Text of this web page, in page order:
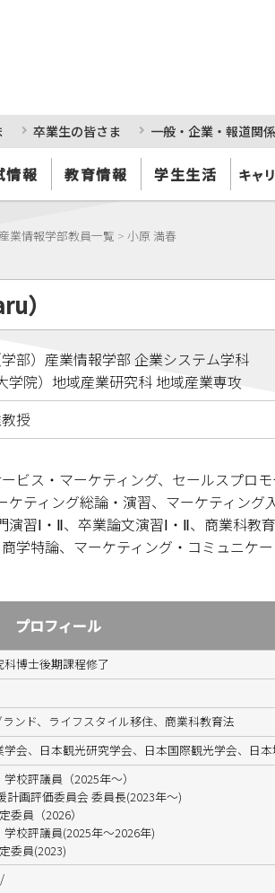
卒業生の皆さま 一般・企業・報道関
情報 教育情報 学生生活 キャ
業情報学部教員一覧 > 小原 満春
）
部）産業情報学部 企業システム学科
）地域産業研究科 地域産業専攻
授
ービス・マーケティング、セールスプロモ
ング総論・演習、マーケティング入
・Ⅱ、卒業論文演習Ⅰ・Ⅱ、商業科教
商学特論、マーケティング・コミュニケ
プロフィール
博士後期課程修了
ンド、ライフスタイル移住、商業科教育法
会、日本観光研究学会、日本国際観光学会、日
校評議員（2025年～）
画評価委員会 委員長(2023年～)
委員（2026）
校評議員(2025年～2026年)
委員(2023)